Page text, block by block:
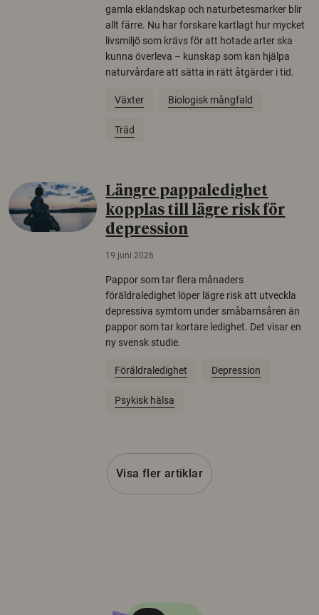
gamla eklandskap och naturbetesmarker blir
allt färre. Nu har forskare kartlagt hur mycket
livsmiljö som krävs för att hotade arter ska
kunna överleva – kunskap som kan hjälpa
naturvårdare att sätta in rätt åtgärder i tid.
Växter Biologisk mångfald
Träd
Längre pappaledighet
kopplas till lägre risk för
depression
19 juni 2026
Pappor som tar flera månaders
föräldraledighet löper lägre risk att utveckla
depressiva symtom under småbarnsåren än
pappor som tar kortare ledighet. Det visar en
ny svensk studie.
Föräldraledighet Depression
Psykisk hälsa
Visa fler artiklar